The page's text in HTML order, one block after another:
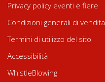
Privacy policy eventi e fiere
Condizioni generali di vendita
Termini di utilizzo del sito
Accessibilità
WhistleBlowing